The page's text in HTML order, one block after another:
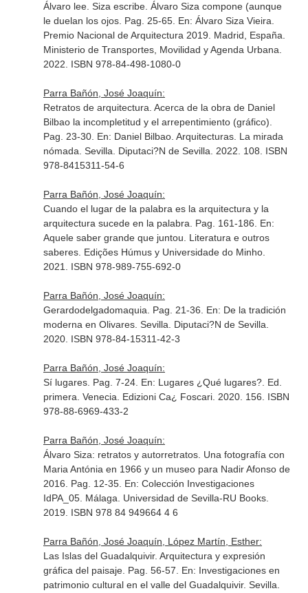
Álvaro lee. Siza escribe. Álvaro Siza compone (aunque
le duelan los ojos. Pag. 25-65. En: Álvaro Siza Vieira.
Premio Nacional de Arquitectura 2019 . Madrid, España.
Ministerio de Transportes, Movilidad y Agenda Urbana.
2022. ISBN 978-84-498-1080-0
Parra Bañón, José Joaquín:
Retratos de arquitectura. Acerca de la obra de Daniel
Bilbao la incompletitud y el arrepentimiento (gráfico).
Pag. 23-30. En: Daniel Bilbao. Arquitecturas. La mirada
nómada . Sevilla. Diputaci?N de Sevilla. 2022. 108. ISBN
978-8415311-54-6
Parra Bañón, José Joaquín:
Cuando el lugar de la palabra es la arquitectura y la
arquitectura sucede en la palabra. Pag. 161-186. En:
Aquele saber grande que juntou. Literatura e outros
saberes. Edições Húmus y Universidade do Minho.
2021. ISBN 978-989-755-692-0
Parra Bañón, José Joaquín:
Gerardodelgadomaquia. Pag. 21-36. En: De la tradición
moderna en Olivares. Sevilla. Diputaci?N de Sevilla.
2020. ISBN 978-84-15311-42-3
Parra Bañón, José Joaquín:
Sí lugares. Pag. 7-24. En: Lugares ¿Qué lugares?. Ed.
primera. Venecia. Edizioni Ca¿ Foscari. 2020. 156. ISBN
978-88-6969-433-2
Parra Bañón, José Joaquín:
Álvaro Siza: retratos y autorretratos. Una fotografía con
Maria Antónia en 1966 y un museo para Nadir Afonso de
2016. Pag. 12-35. En: Colección Investigaciones
IdPA_05. Málaga. Universidad de Sevilla-RU Books.
2019. ISBN 978 84 949664 4 6
Parra Bañón, José Joaquín, López Martín, Esther:
Las Islas del Guadalquivir. Arquitectura y expresión
gráfica del paisaje. Pag. 56-57. En: Investigaciones en
patrimonio cultural en el valle del Guadalquivir. Sevilla.